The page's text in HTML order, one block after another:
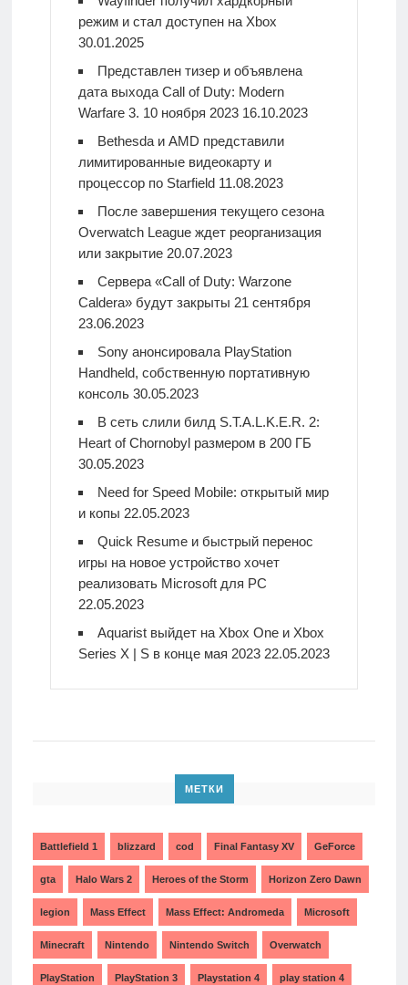
режим и стал доступен на Xbox
30.01.2025
Представлен тизер и объявлена
дата выхода Call of Duty: Modern
Warfare 3. 10 ноября 2023 16.10.2023
Bethesda и AMD представили
лимитированные видеокарту и
процессор по Starfield 11.08.2023
После завершения текущего сезона
Overwatch League ждет реорганизация
или закрытие 20.07.2023
Сервера «Call of Duty: Warzone
Caldera» будут закрыты 21 сентября
23.06.2023
Sony анонсировала PlayStation
Handheld, собственную портативную
консоль 30.05.2023
В сеть слили билд S.T.A.L.K.E.R. 2:
Heart of Chornobyl размером в 200 ГБ
30.05.2023
Need for Speed Mobile: открытый мир
и копы 22.05.2023
Quick Resume и быстрый перенос
игры на новое устройство хочет
реализовать Microsoft для PC
22.05.2023
Aquarist выйдет на Xbox One и Xbox
Series X | S в конце мая 2023 22.05.2023
МЕТКИ
Battlefield 1 blizzard cod Final Fantasy XV GeForce
gta Halo Wars 2 Heroes of the Storm Horizon Zero Dawn
legion Mass Effect Mass Effect: Andromeda Microsoft
Minecraft Nintendo Nintendo Switch Overwatch
PlayStation PlayStation 3 Playstation 4 play station 4